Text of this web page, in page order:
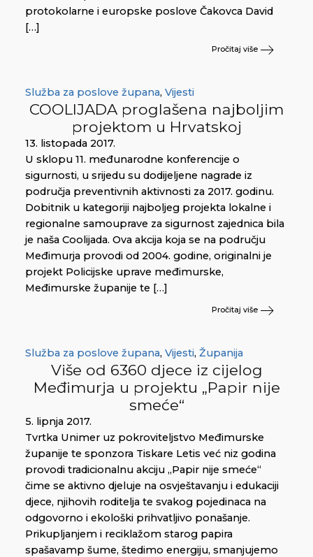
protokolarne i europske poslove Čakovca David
[…]
Pročitaj više
Služba za poslove župana, Vijesti
COOLIJADA proglašena najboljim
projektom u Hrvatskoj
13. listopada 2017.
U sklopu 11. međunarodne konferencije o
sigurnosti, u srijedu su dodijeljene nagrade iz
područja preventivnih aktivnosti za 2017. godinu.
Dobitnik u kategoriji najboljeg projekta lokalne i
regionalne samouprave za sigurnost zajednica bila
je naša Coolijada. Ova akcija koja se na području
Međimurja provodi od 2004. godine, originalni je
projekt Policijske uprave međimurske,
Međimurske županije te […]
Pročitaj više
Služba za poslove župana, Vijesti, Županija
Više od 6360 djece iz cijelog
Međimurja u projektu „Papir nije
smeće“
5. lipnja 2017.
Tvrtka Unimer uz pokroviteljstvo Međimurske
županije te sponzora Tiskare Letis već niz godina
provodi tradicionalnu akciju „Papir nije smeće“
čime se aktivno djeluje na osvještavanju i edukaciji
djece, njihovih roditelja te svakog pojedinaca na
odgovorno i ekološki prihvatljivo ponašanje.
Prikupljanjem i reciklažom starog papira
spašavamp šume, štedimo energiju, smanjujemo